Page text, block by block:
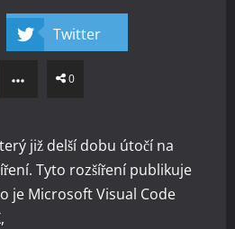
Twitter
0
již delší dobu útočí na
Tyto rozšíření publikuje
je Microsoft Visual Code